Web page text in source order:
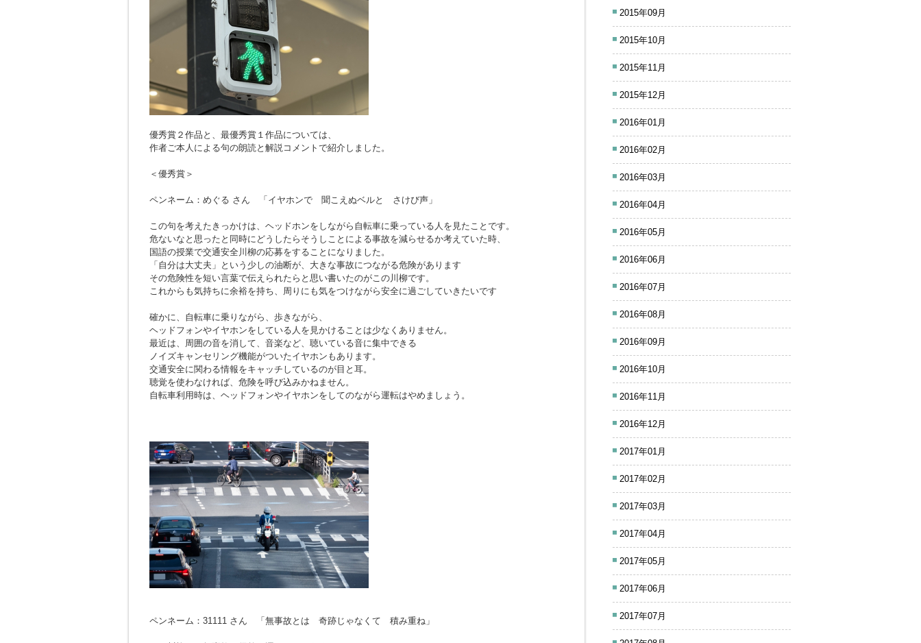
優秀賞２作品と、最優秀賞１作品については、
作者ご本人による句の朗読と解説コメントで紹介しました。
＜優秀賞＞
ペンネーム：めぐる さん 「イヤホンで 聞こえぬベルと さけび声」
この句を考えたきっかけは、ヘッドホンをしながら自転車に乗っている人を見たことです。
危ないなと思ったと同時にどうしたらそうしことによる事故を減らせるか考えていた時、
国語の授業で交通安全川柳の応募をすることになりました。
「自分は大丈夫」という少しの油断が、大きな事故につながる危険があります
その危険性を短い言葉で伝えられたらと思い書いたのがこの川柳です。
これからも気持ちに余裕を持ち、周りにも気をつけながら安全に過ごしていきたいです
確かに、自転車に乗りながら、歩きながら、
ヘッドフォンやイヤホンをしている人を見かけることは少なくありません。
最近は、周囲の音を消して、音楽など、聴いている音に集中できる
ノイズキャンセリング機能がついたイヤホンもあります。
交通安全に関わる情報をキャッチしているのが目と耳。
聴覚を使わなければ、危険を呼び込みかねません。
自転車利用時は、ヘッドフォンやイヤホンをしてのながら運転はやめましょう。
ペンネーム：31111 さん 「無事故とは 奇跡じゃなくて 積み重ね」
2015年09月
2015年10月
2015年11月
2015年12月
2016年01月
2016年02月
2016年03月
2016年04月
2016年05月
2016年06月
2016年07月
2016年08月
2016年09月
2016年10月
2016年11月
2016年12月
2017年01月
2017年02月
2017年03月
2017年04月
2017年05月
2017年06月
2017年07月